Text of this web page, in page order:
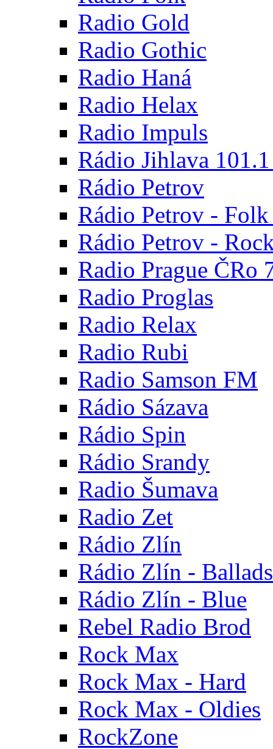
Radio Gold
Radio Gothic
Radio Haná
Radio Helax
Radio Impuls
Rádio Jihlava
Rádio Petrov
Rádio Petrov -
Rádio Petrov -
Radio Prague ČRo
Radio Proglas
Radio Relax
Radio Rubi
Radio Samson FM
Rádio Sázava
Rádio Spin
Rádio Srandy
Radio Šumava
Radio Zet
Rádio Zlín
Rádio Zlín - Ballads
Rádio Zlín - Blue
Rebel Radio Brod
Rock Max
Rock Max - Hard
Rock Max - Oldies
RockZone